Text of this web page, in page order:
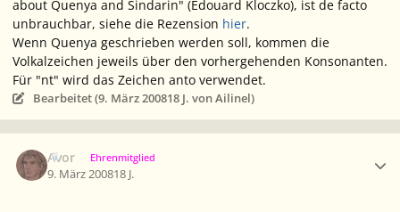
about Quenya and Sindarin" (Edouard Kloczko), ist de facto
unbrauchbar, siehe die Rezension hier.
Wenn Quenya geschrieben werden soll, kommen die
Volkalzeichen jeweils über den vorhergehenden Konsonanten.
Für "nt" wird das Zeichen anto verwendet.
Bearbeitet (9. März 200818 J. von Ailinel)
Avor Ehrenmitglied
9. März 200818 J.